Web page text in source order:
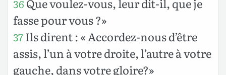
36 Que voulez-vous, leur dit-il, que je
fasse pour vous ?»
37Ils dirent : « Accordez-nous d’être
assis, l’un à votre droite, l’autre à votre
gauche, dans votre gloire?»